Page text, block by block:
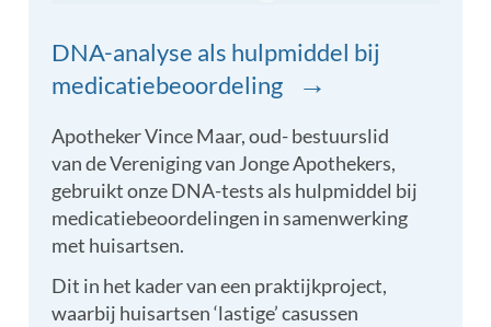
DNA-analyse als hulpmiddel bij
medicatiebeoordeling
→
Apotheker Vince Maar, oud- bestuurslid
van de Vereniging van Jonge Apothekers,
gebruikt onze DNA-tests als hulpmiddel bij
medicatiebeoordelingen in samenwerking
met huisartsen.
Dit in het kader van een praktijkproject,
waarbij huisartsen ‘lastige’ casussen